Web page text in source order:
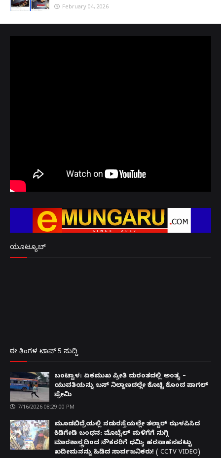
February 04, 2026
ಯೂಟ್ಯೂಬ್
ಈ ತಿಂಗಳ ಟಾಪ್ 5 ಸುದ್ದಿ
ಬಂಟ್ವಾಳ: ಏಕಮುಖ ಪ್ರೀತಿ ದುರಂತದಲ್ಲಿ ಅಂತ್ಯ –
ಯುವತಿಯನ್ನು ಬಸ್ ನಿಲ್ದಾಣದಲ್ಲೇ ಕೊಚ್ಚಿ ಕೊಂದ ಪಾಗಲ್
ಪ್ರೇಮಿ
7/16/2026 08:29:00 PM
ಮೂಡಬಿದ್ರೆಯಲ್ಲಿ ನಡುರಸ್ತೆಯಲ್ಲೇ ತಲ್ವಾರ್ ಝಳಪಿಸಿದ
ಕಿಡಿಗೇಡಿ ಬಂಧನ: ಮೊಬೈಲ್ ಮಳಿಗೆಗೆ ನುಗ್ಗಿ
ಮಾರಕಾಸ್ತ್ರದಿಂದ ನೌಕರರಿಗೆ ಧಮ್ಕಿ; ಹರಸಾಹಸಪಟ್ಟು
ಖದೀಮನನ್ನು ಹಿಡಿದ ಸಾರ್ವಜನಿಕರು! ( CCTV VIDEO)